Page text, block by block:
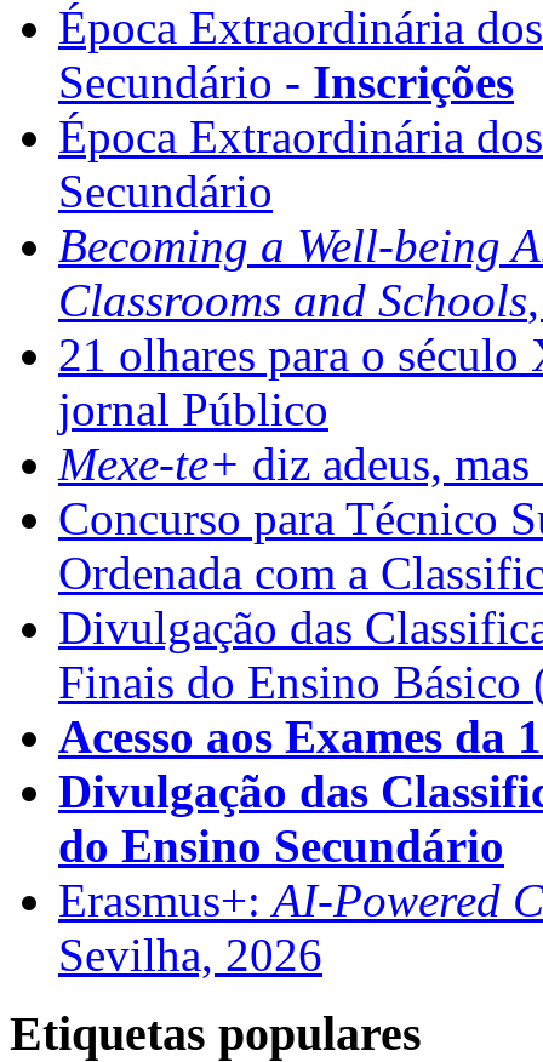
Época Extraordinária
Secundário - Inscrições
Época Extraordinária
Secundário
Becoming a Well-being
Classrooms and Schools
21 olhares para o
jornal Público
Mexe-te+ diz adeus,
Concurso para Técnico
Ordenada com a
Divulgação das
Finais do Ensino Básico
Acesso aos Exames da
Divulgação das
do Ensino Secundário
Erasmus+:AI-Powered
Sevilha, 2026
Etiquetas populares